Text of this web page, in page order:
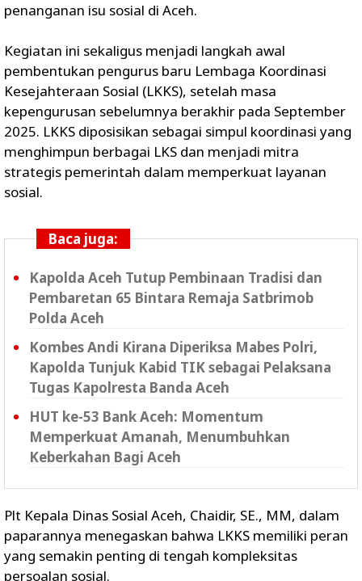
penanganan isu sosial di Aceh.
Kegiatan ini sekaligus menjadi langkah awal
pembentukan pengurus baru Lembaga Koordinasi
Kesejahteraan Sosial (LKKS), setelah masa
kepengurusan sebelumnya berakhir pada September
2025. LKKS diposisikan sebagai simpul koordinasi yang
menghimpun berbagai LKS dan menjadi mitra
strategis pemerintah dalam memperkuat layanan
sosial.
Baca juga:
Kapolda Aceh Tutup Pembinaan Tradisi dan
Pembaretan 65 Bintara Remaja Satbrimob
Polda Aceh
Kombes Andi Kirana Diperiksa Mabes Polri,
Kapolda Tunjuk Kabid TIK sebagai Pelaksana
Tugas Kapolresta Banda Aceh
HUT ke-53 Bank Aceh: Momentum
Memperkuat Amanah, Menumbuhkan
Keberkahan Bagi Aceh
Plt Kepala Dinas Sosial Aceh, Chaidir, SE., MM, dalam
paparannya menegaskan bahwa LKKS memiliki peran
yang semakin penting di tengah kompleksitas
persoalan sosial.